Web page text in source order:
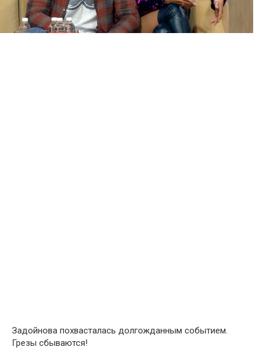
Задойнова похвасталась долгожданным событием.
Грезы сбываются!